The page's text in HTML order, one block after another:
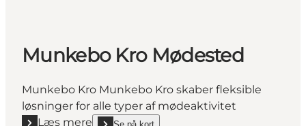
Munkebo Kro Mødested
Munkebo Kro Munkebo Kro skaber fleksible
løsninger for alle typer af mødeaktivitet
Læs mere